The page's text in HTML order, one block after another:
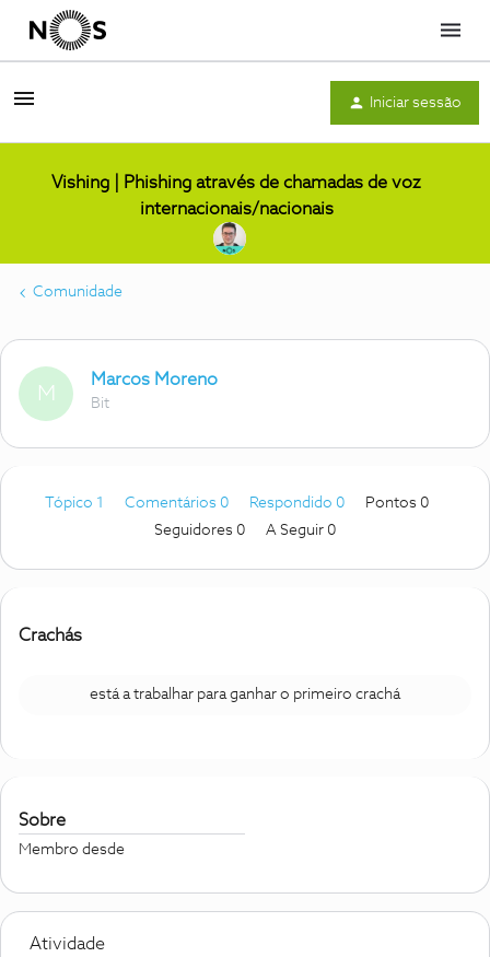
Menu
Iniciar sessão
Vishing | Phishing através de chamadas de voz
internacionais/nacionais
Comunidade
M
Marcos Moreno
Bit
Tópico 1 Comentários 0 Respondido 0
Pontos 0
Seguidores 0 A Seguir 0
Crachás
está a trabalhar para ganhar o primeiro crachá
Sobre
Membro desde
Atividade